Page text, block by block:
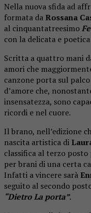
Nella nuova sfida ad
formata da Rossana
al cinquantatreesimo
con la delicata e poetica
Scritta a quattro mani
amori che
canzone porta sul
d’amore che,
insensatezza, sono
ricordi e nel cuore.
Il brano, nell’edizione
nascita artistica di
classifica al terzo
per brani di una certa
Infatti a vincere sarà
seguito al secondo
“Dietro La porta”.